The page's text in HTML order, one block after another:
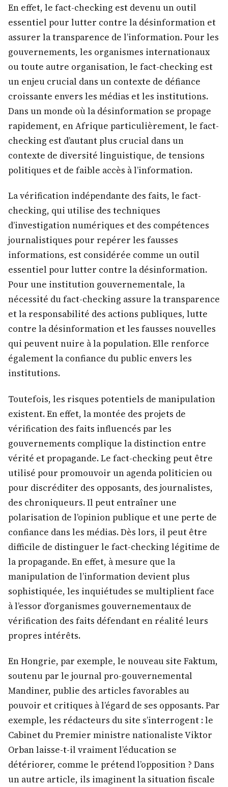
En effet, le fact-checking est devenu un outil
essentiel pour lutter contre la désinformation et
assurer la transparence de l’information. Pour les
gouvernements, les organismes internationaux
ou toute autre organisation, le fact-checking est
un enjeu crucial dans un contexte de défiance
croissante envers les médias et les institutions.
Dans un monde où la désinformation se propage
rapidement, en Afrique particulièrement, le fact-
checking est d’autant plus crucial dans un
contexte de diversité linguistique, de tensions
politiques et de faible accès à l’information.
La vérification indépendante des faits, le fact-
checking, qui utilise des techniques
d’investigation numériques et des compétences
journalistiques pour repérer les fausses
informations, est considérée comme un outil
essentiel pour lutter contre la désinformation.
Pour une institution gouvernementale, la
nécessité du fact-checking assure la transparence
et la responsabilité des actions publiques, lutte
contre la désinformation et les fausses nouvelles
qui peuvent nuire à la population. Elle renforce
également la confiance du public envers les
institutions.
Toutefois, les risques potentiels de manipulation
existent. En effet, la montée des projets de
vérification des faits influencés par les
gouvernements complique la distinction entre
vérité et propagande. Le fact-checking peut être
utilisé pour promouvoir un agenda politicien ou
pour discréditer des opposants, des journalistes,
des chroniqueurs. Il peut entraîner une
polarisation de l’opinion publique et une perte de
confiance dans les médias. Dès lors, il peut être
difficile de distinguer le fact-checking légitime de
la propagande. En effet, à mesure que la
manipulation de l’information devient plus
sophistiquée, les inquiétudes se multiplient face
à l’essor d’organismes gouvernementaux de
vérification des faits défendant en réalité leurs
propres intérêts.
En Hongrie, par exemple, le nouveau site Faktum,
soutenu par le journal pro-gouvernemental
Mandiner, publie des articles favorables au
pouvoir et critiques à l’égard de ses opposants. Par
exemple, les rédacteurs du site s’interrogent : le
Cabinet du Premier ministre nationaliste Viktor
Orban laisse-t-il vraiment l’éducation se
détériorer, comme le prétend l’opposition ? Dans
un autre article, ils imaginent la situation fiscale